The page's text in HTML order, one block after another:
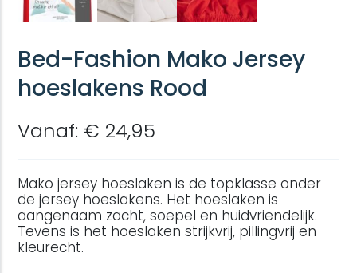
Bed-Fashion Mako Jersey
hoeslakens Rood
Vanaf: € 24,95
Mako jersey hoeslaken is de topklasse onder
de jersey hoeslakens. Het hoeslaken is
aangenaam zacht, soepel en huidvriendelijk.
Tevens is het hoeslaken strijkvrij, pillingvrij en
kleurecht.